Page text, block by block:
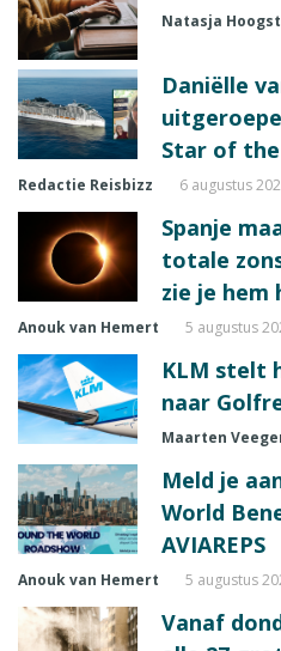
Natasja
Daniëlle
Star of
Redactie Reisbizz 6 augustus
Spanje
totale
zie je hem
Anouk van Hemert 5 augustus
KLM stelt
naar
Maarten
Meld je
World
AVIAREPS
Anouk van Hemert 5 augustus
Vanaf